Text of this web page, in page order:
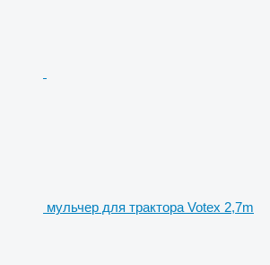
мульчер для трактора Votex 2,7m